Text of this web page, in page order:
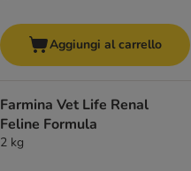
Aggiungi al carrello
Farmina Vet Life Renal
Feline Formula
2 kg